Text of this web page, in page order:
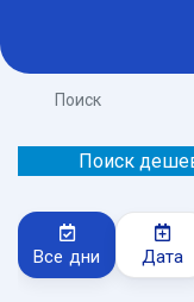
Поиск
Поиск
Все дни Дата